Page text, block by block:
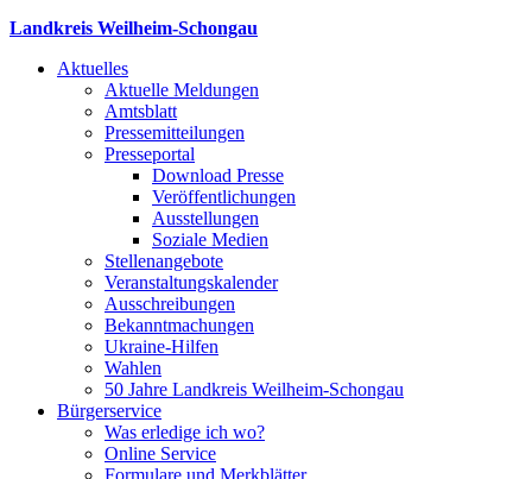
Landkreis Weilheim-Schongau
Aktuelles
Aktuelle Meldungen
Amtsblatt
Pressemitteilungen
Presseportal
Download Presse
Veröffentlichungen
Ausstellungen
Soziale Medien
Stellenangebote
Veranstaltungskalender
Ausschreibungen
Bekanntmachungen
Ukraine-Hilfen
Wahlen
50 Jahre Landkreis Weilheim-Schongau
Bürgerservice
Was erledige ich wo?
Online Service